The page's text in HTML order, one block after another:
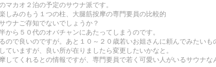
マカオ２泊の予定のサウナ派です。
しみのもう１つの柱、大腿筋按摩の専門要員の比較的
ウナご存知でないでしょうか？
から５０代のオバチャンにあたってしまうのです。
ので良いのですが。あと１０～２０歳若いお姐さんに頼んでみたいも
ていますが、良い所が在りましたら変更したいかなと。
してくれるとの情報ですが、専門要員で若く可愛い人がいるサウナ